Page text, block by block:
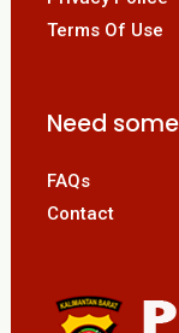
Terms Of Use
Need
FAQs
Contact